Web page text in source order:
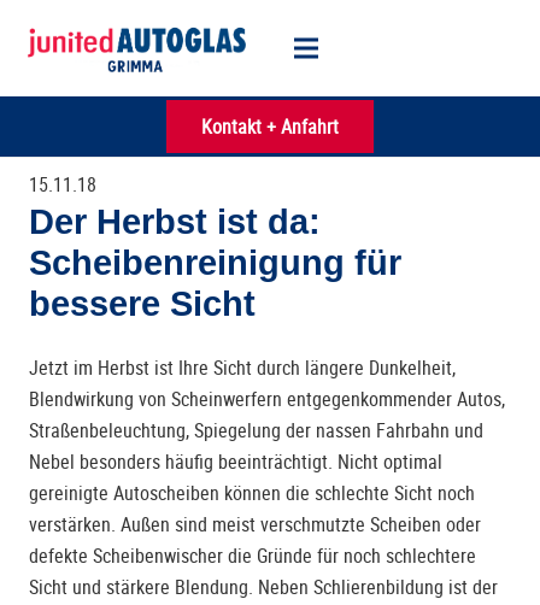
Kontakt + Anfahrt
15.11.18
Der Herbst ist da:
Scheibenreinigung für
bessere Sicht
Jetzt im Herbst ist Ihre Sicht durch längere Dunkelheit,
Blendwirkung von Scheinwerfern entgegenkommender Autos,
Straßenbeleuchtung, Spiegelung der nassen Fahrbahn und
Nebel besonders häufig beeinträchtigt. Nicht optimal
gereinigte Autoscheiben können die schlechte Sicht noch
verstärken. Außen sind meist verschmutzte Scheiben oder
defekte Scheibenwischer die Gründe für noch schlechtere
Sicht und stärkere Blendung. Neben Schlierenbildung ist der